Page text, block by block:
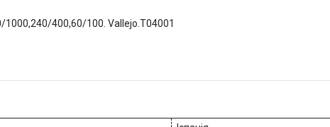
1000,240/400,60/100. Vallejo.Т04001